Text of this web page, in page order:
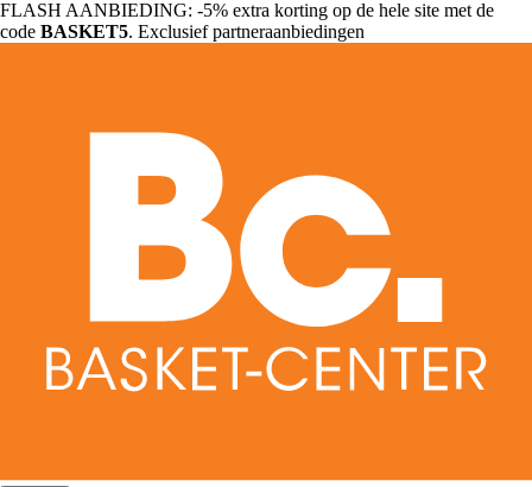
FLASH AANBIEDING: -5% extra korting op de hele site met de
code BASKET5. Exclusief partneraanbiedingen